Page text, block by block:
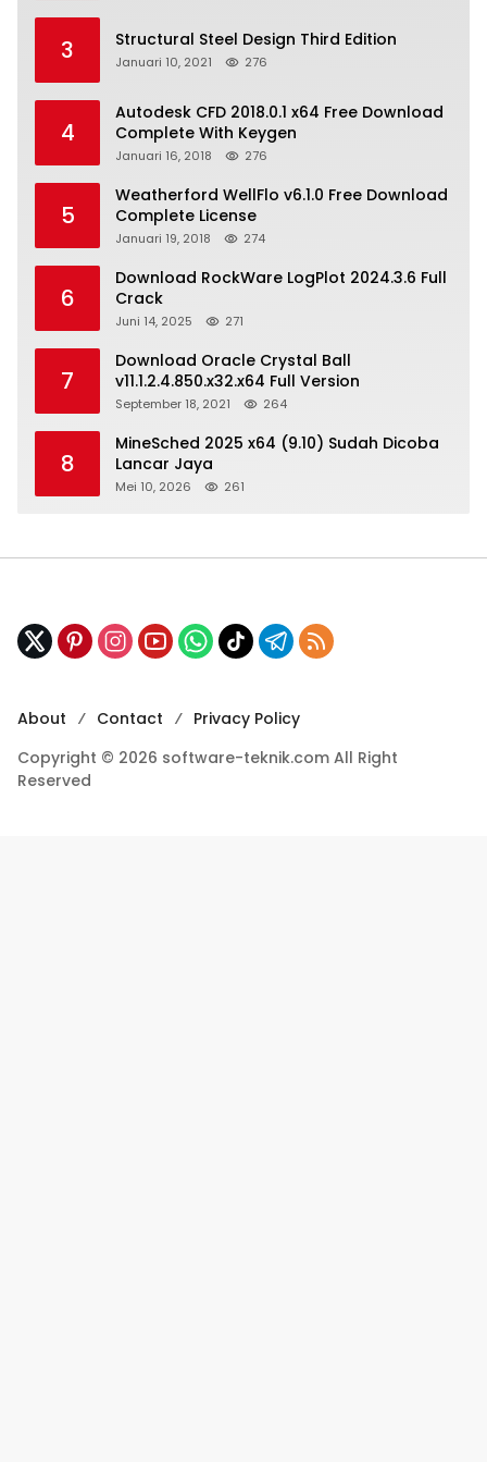
3 Structural Steel Design Third Edition
Januari 10, 2021 276
4
Autodesk CFD 2018.0.1 x64 Free Download
Complete With Keygen
Januari 16, 2018 276
5
Weatherford WellFlo v6.1.0 Free Download
Complete License
Januari 19, 2018 274
6
Download RockWare LogPlot 2024.3.6 Full
Crack
Juni 14, 2025 271
7
Download Oracle Crystal Ball
v11.1.2.4.850.x32.x64 Full Version
September 18, 2021 264
8
MineSched 2025 x64 (9.10) Sudah Dicoba
Lancar Jaya
Mei 10, 2026 261
About Contact
Privacy Policy
Copyright © 2026 software-teknik.com All Right
Reserved